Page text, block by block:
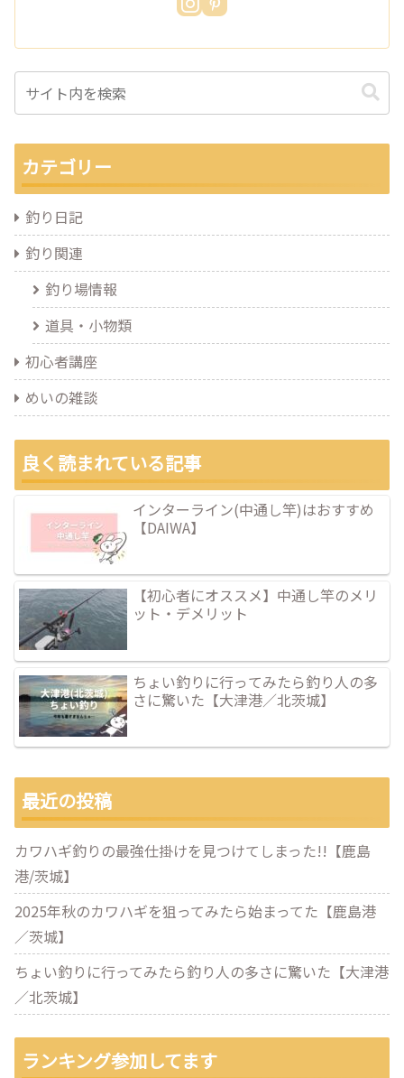
カテゴリー
釣り日記
釣り関連
釣り場情報
道具・小物類
初心者講座
めいの雑談
良く読まれている記事
インターライン(中通し竿)はおすすめ
【DAIWA】
【初心者にオススメ】中通し竿のメリ
ット・デメリット
ちょい釣りに行ってみたら釣り人の多
さに驚いた【大津港／北茨城】
最近の投稿
カワハギ釣りの最強仕掛けを見つけてしまった!!【鹿島
港/茨城】
2025年秋のカワハギを狙ってみたら始まってた【鹿島港
／茨城】
ちょい釣りに行ってみたら釣り人の多さに驚いた【大津港
／北茨城】
ランキング参加してます